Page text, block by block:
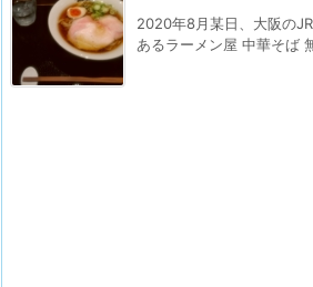
2020年8月某日、大阪の
あるラーメン屋 中華そば